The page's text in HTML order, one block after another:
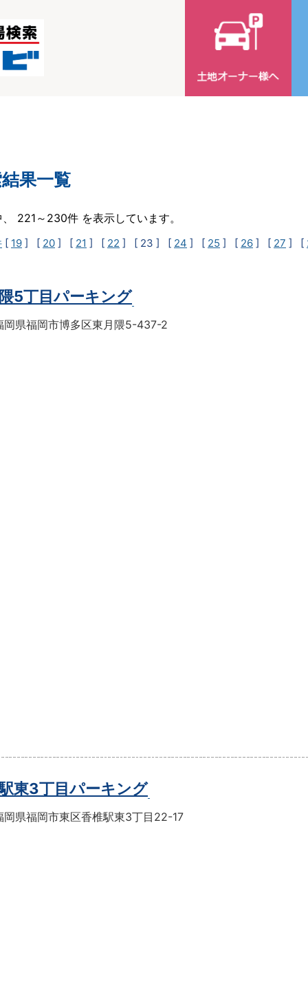
果一覧
221～230件 を表示しています。
[ 19 ] [ 20 ] [ 21 ] [ 22 ] [ 23 ] [ 24 ] [ 25 ] [ 26 ] [ 27 ] [
5丁目パーキング
岡県福岡市博多区東月隈5-437-2
東3丁目パーキング
岡県福岡市東区香椎駅東3丁目22-17